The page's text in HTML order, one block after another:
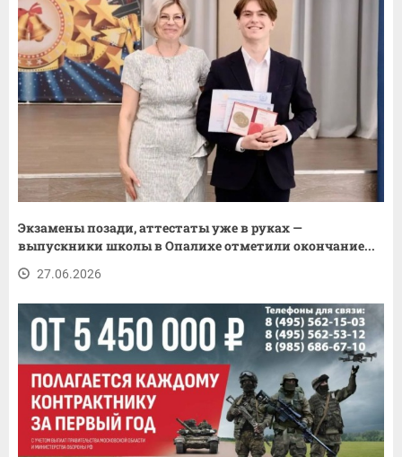
Экзамены позади, аттестаты уже в руках —
выпускники школы в Опалихе отметили окончание...
27.06.2026